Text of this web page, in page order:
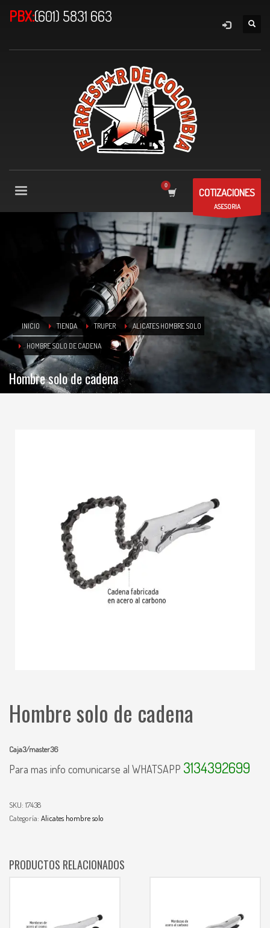
PBX:(601) 5831 663
COTIZACIONES
ASESORIA
INICIO TIENDA TRUPER ALICATES HOMBRE SOLO
HOMBRE SOLO DE CADENA
Hombre solo de cadena
Hombre solo de cadena
Caja3/master36
Para mas info comunicarse al WHATSAPP 3134392699
SKU: 17438
Categoría: Alicates hombre solo
PRODUCTOS RELACIONADOS